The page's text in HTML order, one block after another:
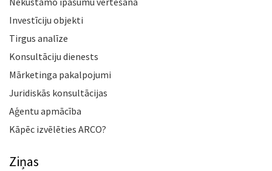
Investīciju objekti
Tirgus analīze
Konsultāciju dienests
Mārketinga pakalpojumi
Juridiskās konsultācijas
Aģentu apmācība
Kāpēc izvēlēties ARCO?
Ziņas